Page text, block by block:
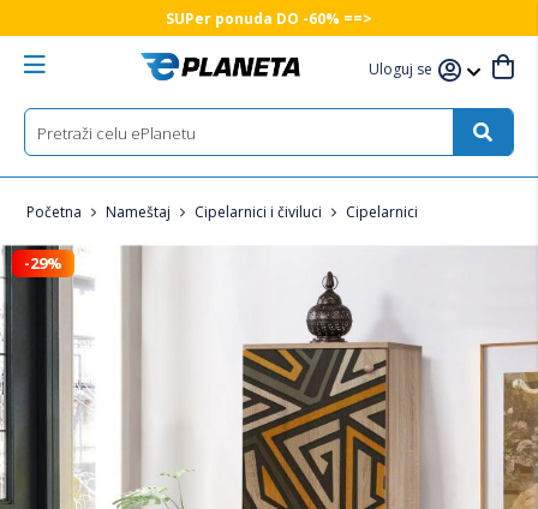
SUPer ponuda DO -60% ==>
Uloguj se
Početna Nameštaj Cipelarnici i čiviluci Cipelarnici
-29%